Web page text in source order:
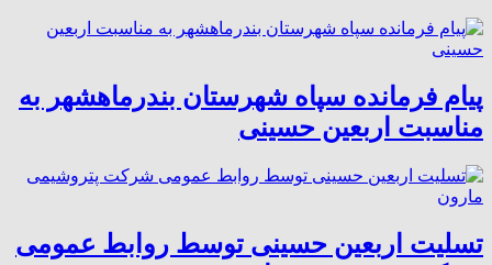
پیام فرمانده سپاه شهرستان بندرماهشهر به
مناسبت اربعین حسینی
تسلیت اربعین حسینی توسط روابط عمومی